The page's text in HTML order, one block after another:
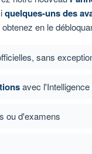
quelques-uns des
en le
sans
avec
ou d'examens